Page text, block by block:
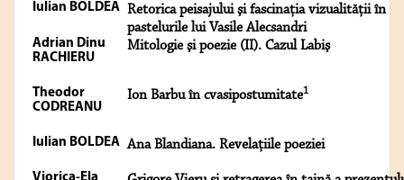
Iulian BOLDEA Retorica peisajului şi fascinaţia vizualităţii în
pastelurile lui Vasile Alecsandri
Adrian Dinu
RACHIERU
Mitologie şi poezie (II). Cazul Labiş
Theodor
CODREANU
Ion Barbu în cvasipostumitate1
Iulian BOLDEA Ana Blandiana. Revelaţiile poeziei